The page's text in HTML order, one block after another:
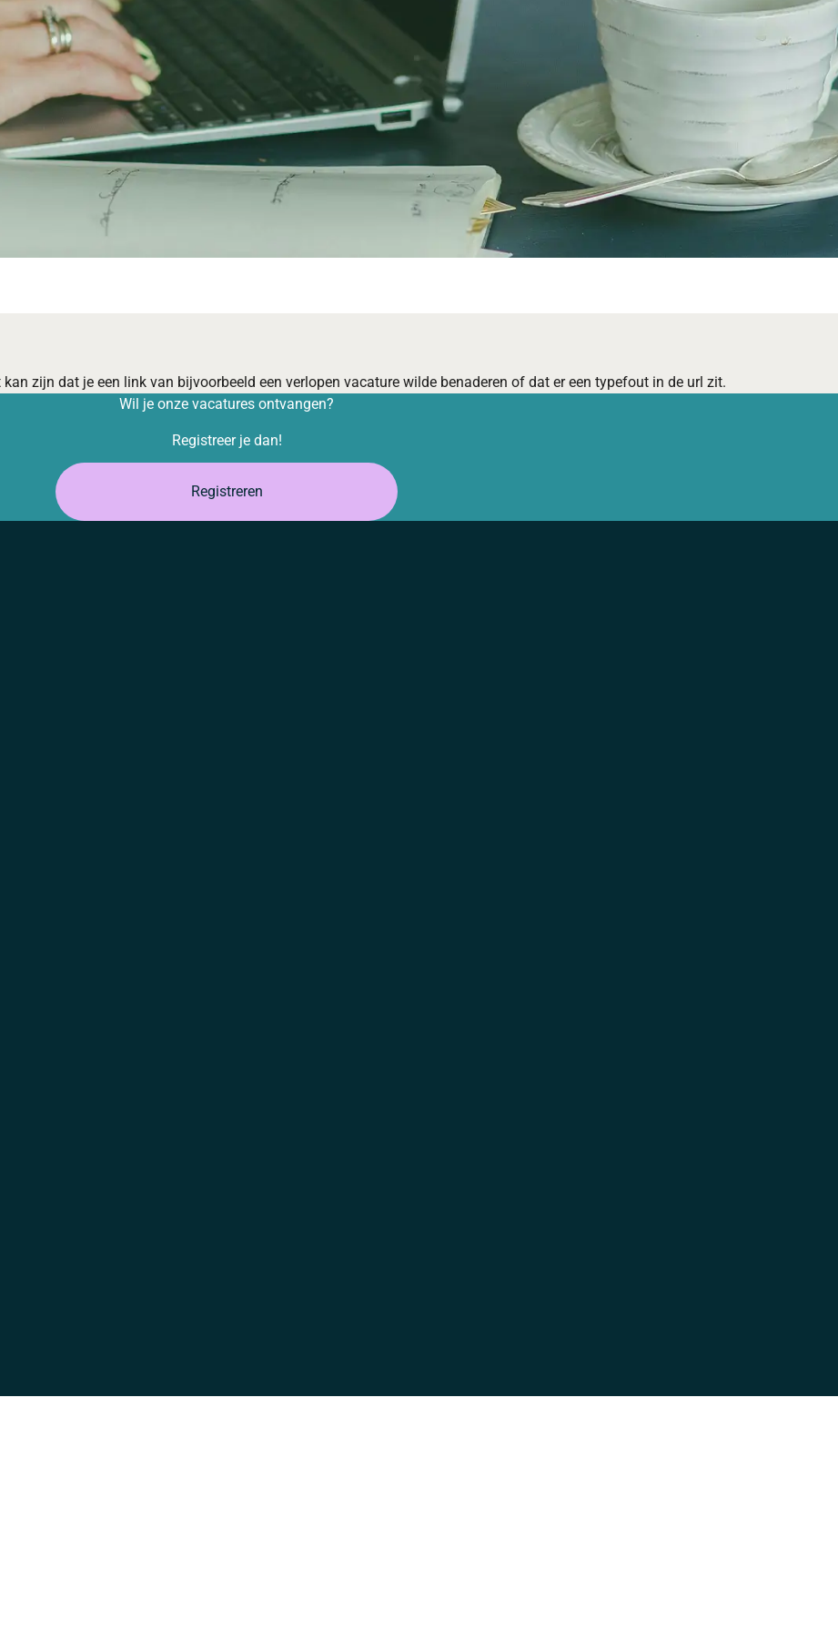
zijn dat je een link van bijvoorbeeld een verlopen vacature wilde benaderen of dat er een typefout in de url zit.
Wil je onze vacatures ontvangen?
Registreer je dan!
Registreren